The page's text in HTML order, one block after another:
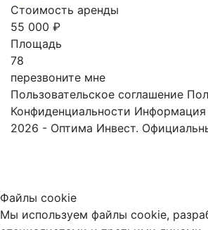
Стоимость аренды
55 000 ₽
Площадь
78
перезвоните мне
Пользовательское соглашение
Конфиденциальности
2026 - Оптима Инвест.
Файлы cookie
Мы используем файлы cookie,